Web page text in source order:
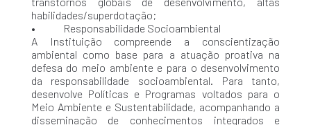
habilidades/superdotação;
• Responsabilidade Socioambiental
A Instituição compreende a conscientização
ambiental como base para a atuação proativa na
defesa do meio ambiente e para o desenvolvimento
da responsabilidade socioambiental. Para tanto,
desenvolve Políticas e Programas voltados para o
Meio Ambiente e Sustentabilidade, acompanhando a
disseminação de conhecimentos integrados e